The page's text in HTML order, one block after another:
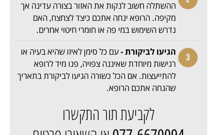
ההשתלה חשוב לנקות את האזור בצורה עדינה אך
מקיפה. הרופא ינחה אתכם כיצד לצחצח, האם
נדרש השימוש במי פה או חומרי חיטוי אחרים.
הגיעו לביקורת -עם כל סימן לאיזו שהיא בעיה או
רגישות מיוחדת שאיננה צפויה, פנו מיד לרופא
להתייעצות. אם הכל כשורה הגיעו לביקורת בתאריך
שהנחה אתכם הרופא.
לקביעת תור התקשרו